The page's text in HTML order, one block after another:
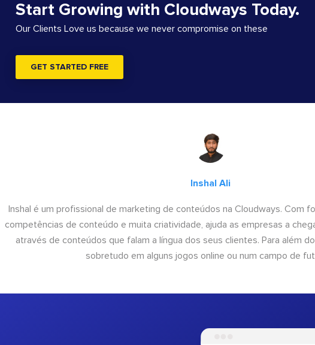
Start Growing with Cloudways Today.
Our Clients Love us because we never compromise on these
GET STARTED FREE
Inshal Ali
Inshal é um profissional de marketing de conteúdos na Cloudways. Com
competências de conteúdo e muita criatividade, ajuda as empresas a
através de conteúdos que falam a língua dos seus clientes. Para além
sobretudo em alguns jogos online ou num campo de